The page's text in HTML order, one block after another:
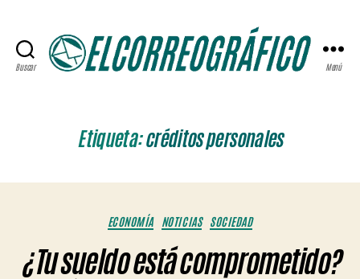
Buscar Menú
Etiqueta:créditos personales
Categorías
ECONOMÍA NOTICIAS SOCIEDAD
¿Tu sueldo está comprometido?